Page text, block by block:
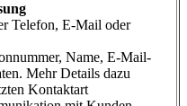
Telefon, E-Mail oder
Name, E-Mail-
Mehr Details dazu
Kontaktart